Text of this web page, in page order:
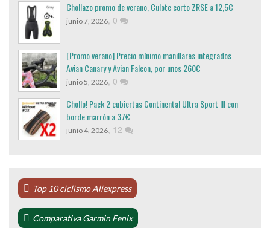
Chollazo promo de verano, Culote corto ZRSE a 12,5€
junio 7, 2026, 0
[Promo verano] Precio mínimo manillares integrados
Avian Canary y Avian Falcon, por unos 260€
junio 5, 2026, 0
Chollo! Pack 2 cubiertas Continental Ultra Sport III con
borde marrón a 37€
junio 4, 2026, 12
Top 10 ciclismo Aliexpress
Comparativa Garmin Fenix